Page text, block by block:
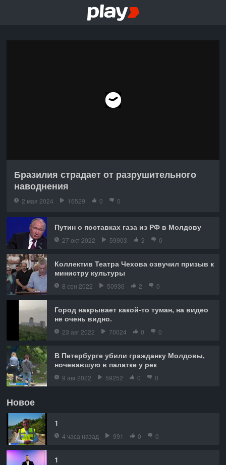
Бразилия страдает от разрушительного
наводнения
2 мая 2024 16529 0 0
Путин о поставках газа из РФ в Молдову
27 окт 2022 59903 2 0
Коллектив Театра Чехова озвучил призыв к
министру культуры
8 сен 2022 50936 2 0
Город накрывает какой-то туман, на видео
не очень видно.
23 авг 2022 70024 0 0
В Петербурге убили гражданку Молдовы,
ночевавшую в палатке у рек
9 авг 2022 59252 0 0
Новое
1
4 часа назад 991 0 0
1